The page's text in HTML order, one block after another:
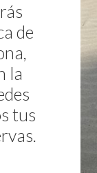
de
la
tus